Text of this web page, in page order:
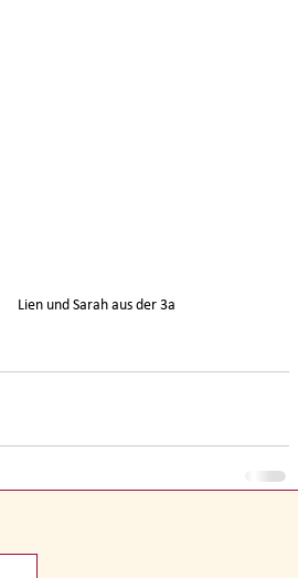
Lien und Sarah aus der 3a